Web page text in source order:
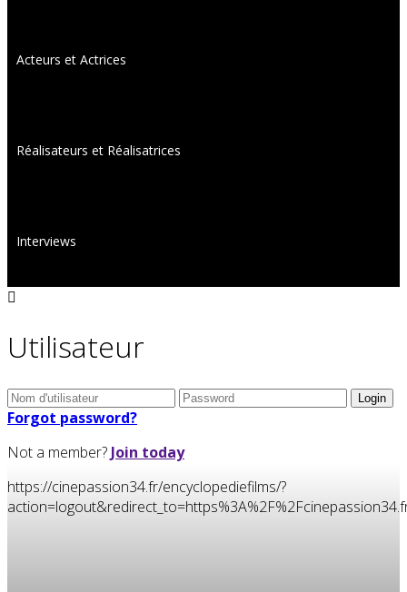
Acteurs et Actrices
Réalisateurs et Réalisatrices
Interviews
Utilisateur
Forgot password?
Not a member? Join today
https://cinepassion34.fr/encyclopediefilms/?